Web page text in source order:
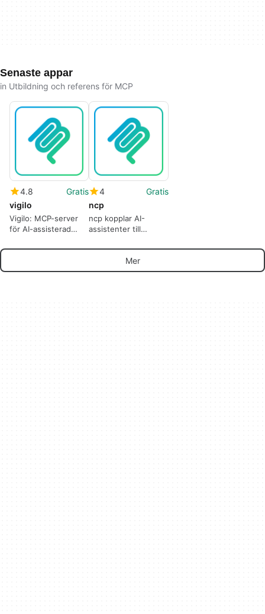
Senaste appar
in Utbildning och referens för MCP
4.8
Gratis
vigilo
Vigilo: MCP-server
för AI-assisterad
nyckelhantering
4
Gratis
ncp
ncp kopplar AI-
assistenter till
paketekosystemet
Mer